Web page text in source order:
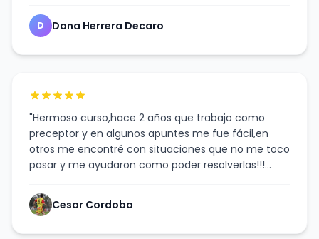
D Dana Herrera Decaro
"Hermoso curso,hace 2 años que trabajo como
preceptor y en algunos apuntes me fue fácil,en
otros me encontré con situaciones que no me toco
pasar y me ayudaron como poder resolverlas!!!
Cesar Cordoba